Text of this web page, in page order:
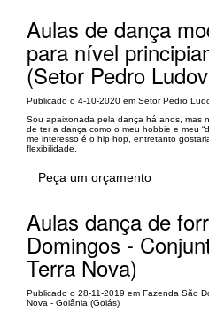
Aulas de dança
para nível
(Setor Pedro
Publicado o 4-10-2020 em Setor Pedro
Sou apaixonada pela dança há anos, mas
de ter a dança como o meu hobbie e meu
me interesso é o hip hop, entretanto
flexibilidade.
Peça um orçamento
Aulas dança de
Domingos -
Terra Nova)
Publicado o 28-11-2019 em Fazenda São
Nova - Goiânia (Goiás)